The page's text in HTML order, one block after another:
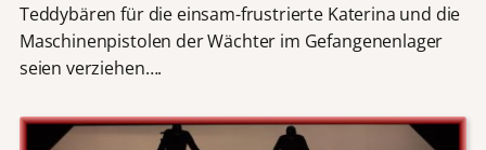
Teddybären für die einsam-frustrierte Katerina und die
Maschinenpistolen der Wächter im Gefangenenlager
seien verziehen….